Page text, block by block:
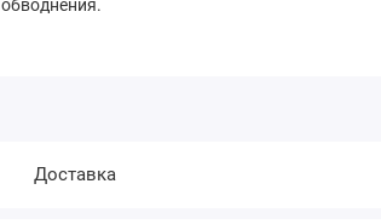
обводнения.
Доставка